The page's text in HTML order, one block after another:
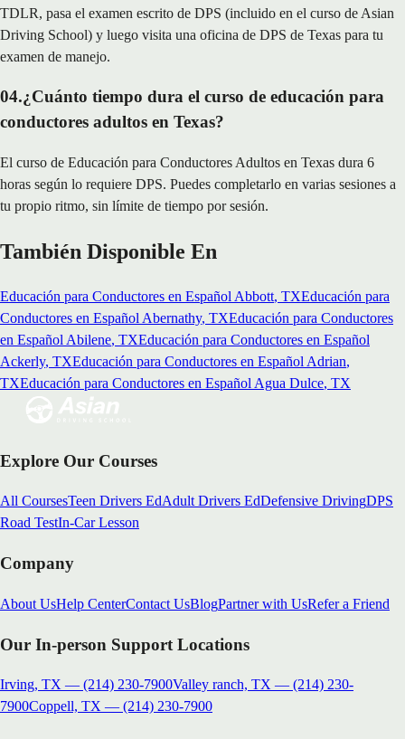
TDLR, pasa el examen escrito de DPS (incluido en el curso de Asian
Driving School) y luego visita una oficina de DPS de Texas para tu
examen de manejo.
04.¿Cuánto tiempo dura el curso de educación para
conductores adultos en Texas?
El curso de Educación para Conductores Adultos en Texas dura 6
horas según lo requiere DPS. Puedes completarlo en varias sesiones a
tu propio ritmo, sin límite de tiempo por sesión.
También Disponible En
Educación para Conductores en Español Abbott, TXEducación para
Conductores en Español Abernathy, TXEducación para Conductores
en Español Abilene, TXEducación para Conductores en Español
Ackerly, TXEducación para Conductores en Español Adrian,
TXEducación para Conductores en Español Agua Dulce, TX
Explore Our Courses
All CoursesTeen Drivers EdAdult Drivers EdDefensive DrivingDPS
Road TestIn-Car Lesson
Company
About UsHelp CenterContact UsBlogPartner with UsRefer a Friend
Our In-person Support Locations
Irving, TX — (214) 230-7900Valley ranch, TX — (214) 230-
7900Coppell, TX — (214) 230-7900